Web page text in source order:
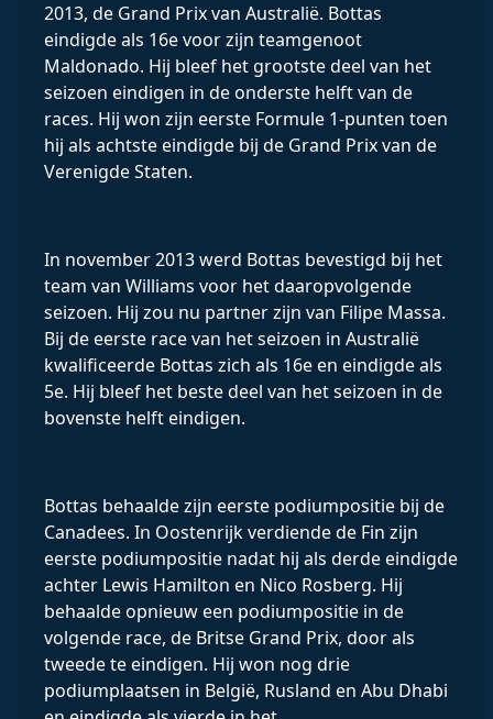
2013, de Grand Prix van Australië. Bottas
eindigde als 16e voor zijn teamgenoot
Maldonado. Hij bleef het grootste deel van het
seizoen eindigen in de onderste helft van de
races. Hij won zijn eerste Formule 1-punten toen
hij als achtste eindigde bij de Grand Prix van de
Verenigde Staten.
In november 2013 werd Bottas bevestigd bij het
team van Williams voor het daaropvolgende
seizoen. Hij zou nu partner zijn van Filipe Massa.
Bij de eerste race van het seizoen in Australië
kwalificeerde Bottas zich als 16e en eindigde als
5e. Hij bleef het beste deel van het seizoen in de
bovenste helft eindigen.
Bottas behaalde zijn eerste podiumpositie bij de
Canadees. In Oostenrijk verdiende de Fin zijn
eerste podiumpositie nadat hij als derde eindigde
achter Lewis Hamilton en Nico Rosberg. Hij
behaalde opnieuw een podiumpositie in de
volgende race, de Britse Grand Prix, door als
tweede te eindigen. Hij won nog drie
podiumplaatsen in België, Rusland en Abu Dhabi